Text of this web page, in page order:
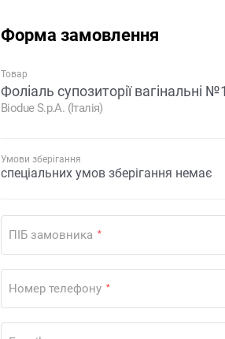
Форма замовлення
Товар
Фоліаль супозиторії вагінальні
Biodue S.p.A. (Італія)
Умови зберігання
спеціальних умов зберігання немає
ПІБ замовника *
Номер телефону *